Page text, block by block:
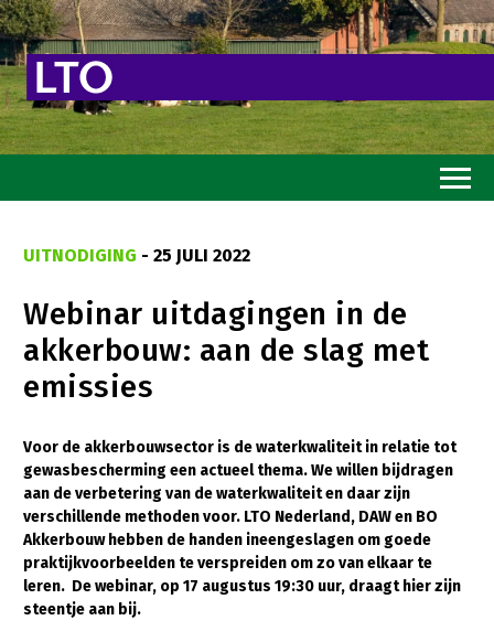
Goed eten
Mooi groen
Sterk ondernemerschap
Transitiepaden
Thema’s
Gezonde planten
Gezonde dieren
Natuur, klimaat en energie
UITNODIGING - 25 JULI 2022
Webinar uitdagingen in de
akkerbouw: aan de slag met
emissies
Voor de akkerbouwsector is de waterkwaliteit in relatie tot
gewasbescherming een actueel thema. We willen bijdragen
aan de verbetering van de waterkwaliteit en daar zijn
verschillende methoden voor. LTO Nederland, DAW en BO
Akkerbouw hebben de handen ineengeslagen om goede
praktijkvoorbeelden te verspreiden om zo van elkaar te
leren. De webinar, op 17 augustus 19:30 uur, draagt hier zijn
steentje aan bij.